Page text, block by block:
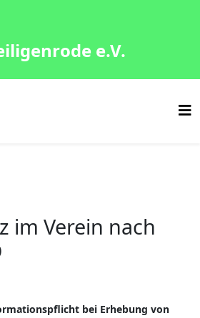
e.V.
im Verein nach
bei Erhebung von